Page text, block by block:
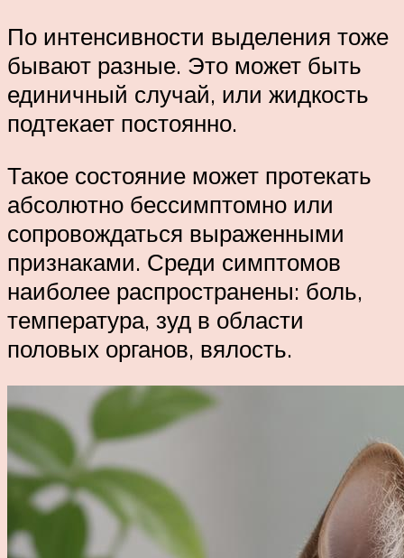
По интенсивности выделения тоже
бывают разные. Это может быть
единичный случай, или жидкость
подтекает постоянно.
Такое состояние может протекать
абсолютно бессимптомно или
сопровождаться выраженными
признаками. Среди симптомов
наиболее распространены: боль,
температура, зуд в области
половых органов, вялость.